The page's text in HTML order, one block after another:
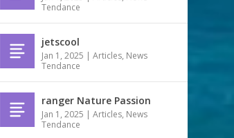
Tendance
jetscool
Jan 1, 2025 |Articles, News
Tendance
ranger Nature Passion
Jan 1, 2025 |Articles, News
Tendance